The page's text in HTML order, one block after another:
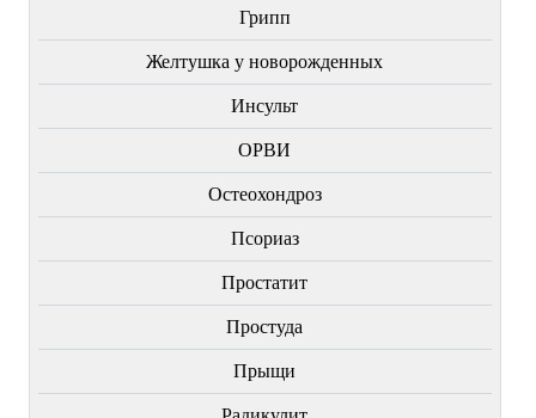
Грипп
Желтушка у новорожденных
Инсульт
ОРВИ
Остеохондроз
Пcориаз
Простатит
Простуда
Прыщи